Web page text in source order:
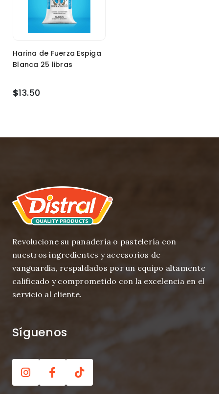
Harina de Fuerza Espiga
Blanca 25 libras
$13.50
Revolucione su panadería o pastelería con
nuestros ingredientes y accesorios de
vanguardia, respaldados por un equipo altamente
calificado y comprometido con la excelencia en el
servicio al cliente.
Síguenos